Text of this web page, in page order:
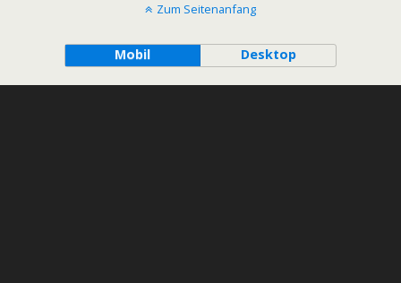
Zum Seitenanfang
Mobil Desktop